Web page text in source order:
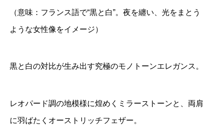
（意味：フランス語で“黒と白”。夜を纏い、光をまとう
ような女性像をイメージ）
黒と白の対比が生み出す究極のモノトーンエレガンス。
レオパード調の地模様に煌めくミラーストーンと、両肩
に羽ばたくオーストリッチフェザー。